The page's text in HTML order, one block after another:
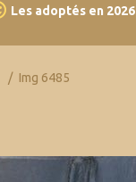
Les adoptés en 2026
Img 6485